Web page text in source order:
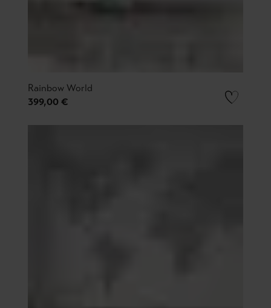
Rainbow World
399,00 €